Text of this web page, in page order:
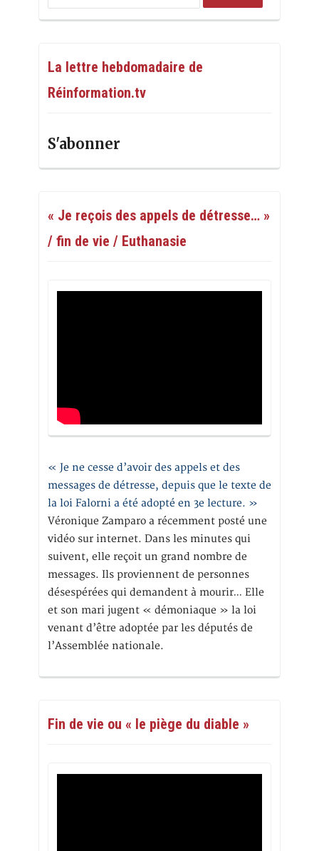
La lettre hebdomadaire de
Réinformation.tv
S'abonner
« Je reçois des appels de détresse… »
/ fin de vie / Euthanasie
« Je ne cesse d’avoir des appels et des
messages de détresse, depuis que le texte de
la loi Falorni a été adopté en 3e lecture. »
Véronique Zamparo a récemment posté une
vidéo sur internet. Dans les minutes qui
suivent, elle reçoit un grand nombre de
messages. Ils proviennent de personnes
désespérées qui demandent à mourir… Elle
et son mari jugent « démoniaque » la loi
venant d’être adoptée par les députés de
l’Assemblée nationale.
Fin de vie ou « le piège du diable »